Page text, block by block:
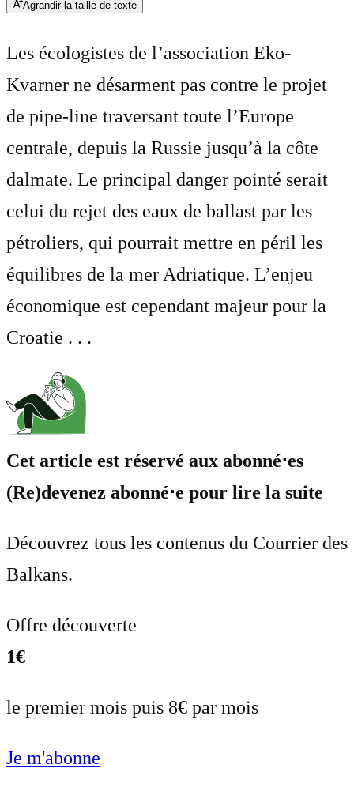
Agrandir la taille de texte
Les écologistes de l’association Eko-
Kvarner ne désarment pas contre le projet
de pipe-line traversant toute l’Europe
centrale, depuis la Russie jusqu’à la côte
dalmate. Le principal danger pointé serait
celui du rejet des eaux de ballast par les
pétroliers, qui pourrait mettre en péril les
équilibres de la mer Adriatique. L’enjeu
économique est cependant majeur pour la
Croatie . . .
Cet article est réservé aux abonné⋅es
(Re)devenez abonné⋅e pour lire la suite
Découvrez tous les contenus du Courrier des
Balkans.
Offre découverte
1€
le premier mois puis 8€ par mois
Je m'abonne